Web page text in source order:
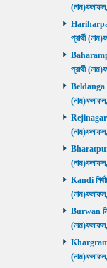
প্রার্থী
প্রার্থী
Beldanga
Rejinagar
Bharatpur
Kandi
Burwan
Khargram